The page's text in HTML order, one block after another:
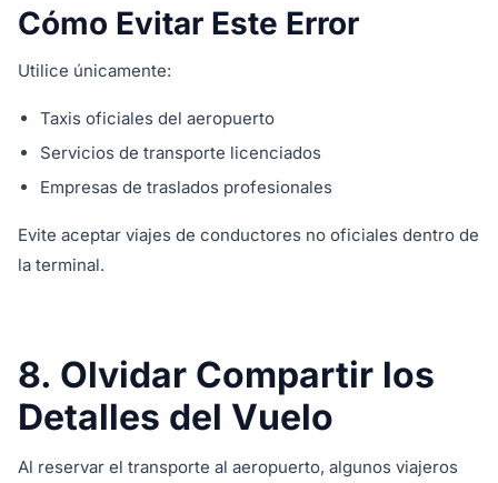
Cómo Evitar Este Error
Utilice únicamente:
Taxis oficiales del aeropuerto
Servicios de transporte licenciados
Empresas de traslados profesionales
Evite aceptar viajes de conductores no oficiales dentro de
la terminal.
8. Olvidar Compartir los
Detalles del Vuelo
Al reservar el transporte al aeropuerto, algunos viajeros